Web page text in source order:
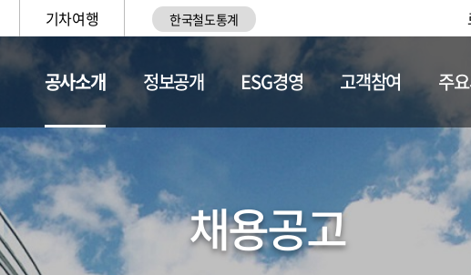
기차여행 한국철도통계
공사소개
일반현황 채용정보
정보공개 ESG경영 고객참여 주
채용공고